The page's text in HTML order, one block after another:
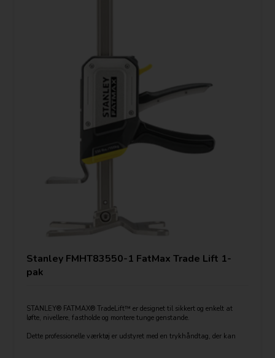
Stanley FMHT83550-1 FatMax Trade Lift 1-
pak
STANLEY® FATMAX® TradeLift™ er designet til sikkert og enkelt at
løfte, nivellere, fastholde og montere tunge genstande.
Dette professionelle værktøj er udstyret med en trykhåndtag, der kan